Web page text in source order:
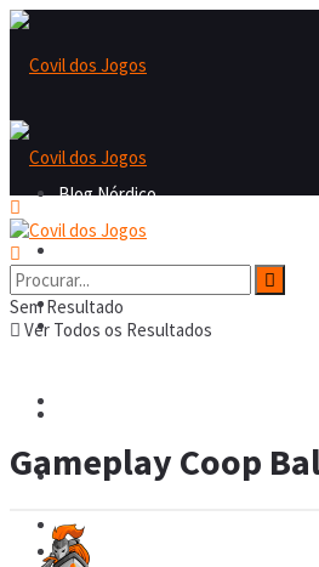
Blog Nórdico
Nordicast
Board Games
Nordicast
Board Games
RPG
Sem Resultado
Ver Todos os Resultados
Gameplay Coop